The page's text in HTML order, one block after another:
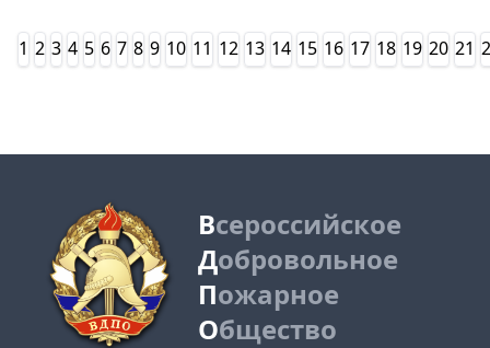
1 2 3 4 5 6 7 8 9 10 11 12 13 14 15 16 17 18 19 20 21
Всероссийское
Добровольное
Пожарное
Общество